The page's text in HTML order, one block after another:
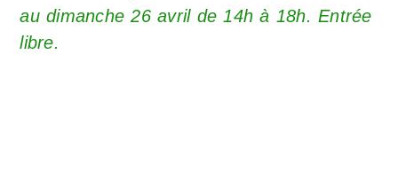
au dimanche 26 avril de 14h à 18h. Entrée
libre.